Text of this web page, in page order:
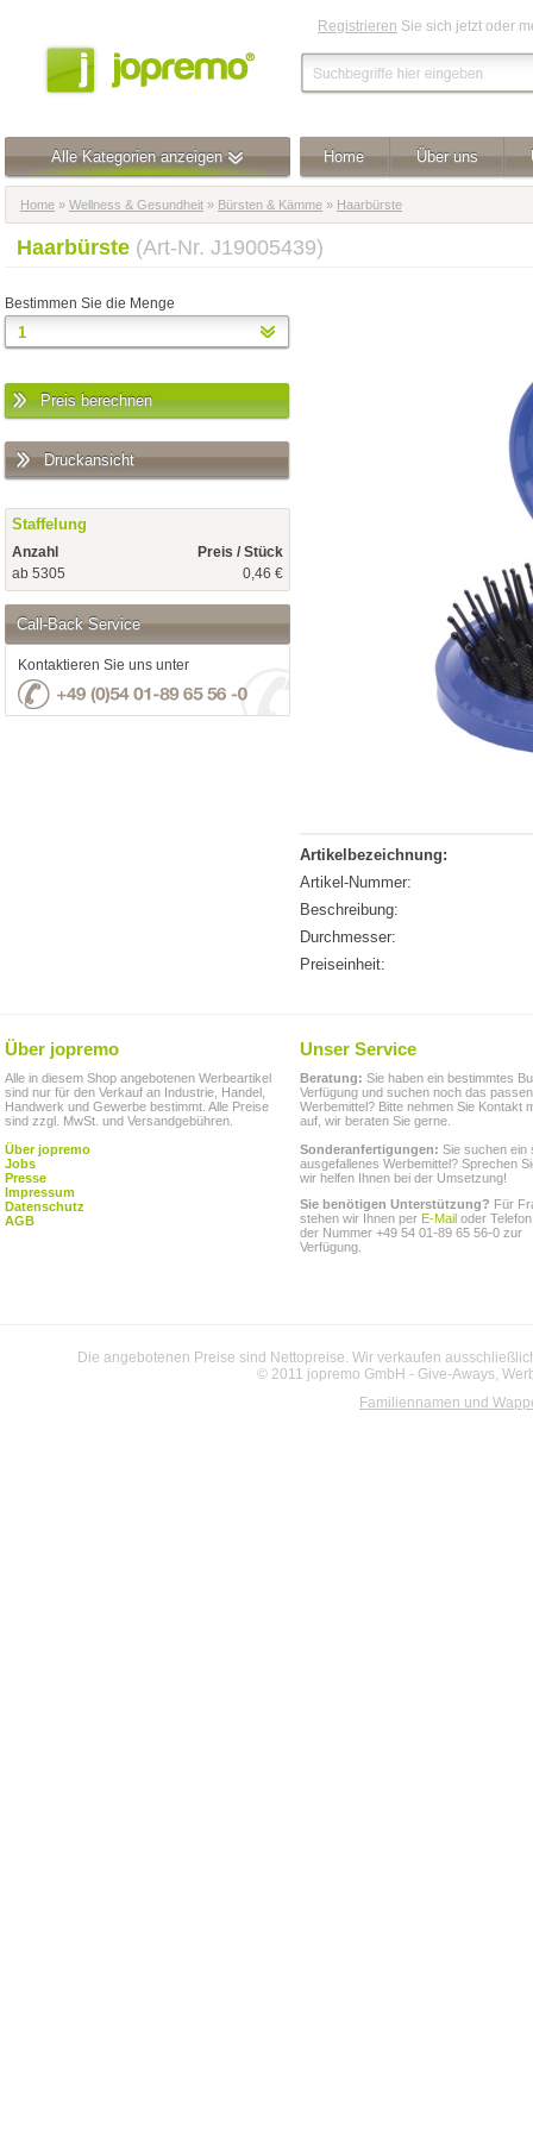
Registrieren Sie sich jetzt oder
Alle Kategorien anzeigen Home Über uns
Home » Wellness & Gesundheit » Bürsten & Kämme » Haarbürste
Haarbürste (Art-Nr. J19005439)
Bestimmen Sie die Menge
Preis berechnen
Druckansicht
Staffelung
Anzahl
Preis / Stück
ab 5305
0,46 €
Call-Back Service
Kontaktieren Sie uns unter
Artikelbezeichnung:
Artikel-Nummer:
Beschreibung:
Durchmesser:
Preiseinheit:
Über jopremo
Alle in diesem Shop angebotenen Werbeartikel
sind nur für den Verkauf an Industrie, Handel,
Handwerk und Gewerbe bestimmt. Alle Preise
sind zzgl. MwSt. und Versandgebühren.
Über jopremo
Jobs
Presse
Impressum
Datenschutz
AGB
Unser Service
Beratung: Sie haben ein bestimmtes
Verfügung und suchen noch das
Werbemittel? Bitte nehmen Sie Kontakt
auf, wir beraten Sie gerne.
Sonderanfertigungen: Sie suchen ein
ausgefallenes Werbemittel? Sprechen
wir helfen Ihnen bei der Umsetzung!
Sie benötigen Unterstützung? Für
stehen wir Ihnen per E-Mail oder
der Nummer +49 54 01-89 65 56-0 zur
Verfügung.
Die angebotenen Preise sind Nettopreise. Wir verkaufen
© 2011 jopremo GmbH - Give-Aways,
Familiennamen und